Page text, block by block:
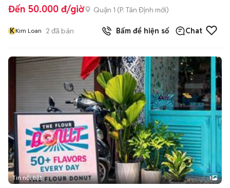
Đến 50.000 đ/giờ Quận 1 (P. Tân Định mới)
KKim Loan 2 đã bán Bấm để hiện số Chat
Tin nổi bật 1